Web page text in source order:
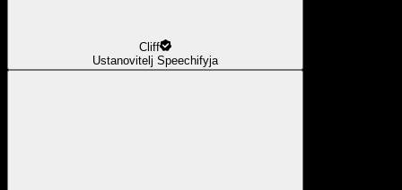
Cliff
Ustanovitelj Speechifyja